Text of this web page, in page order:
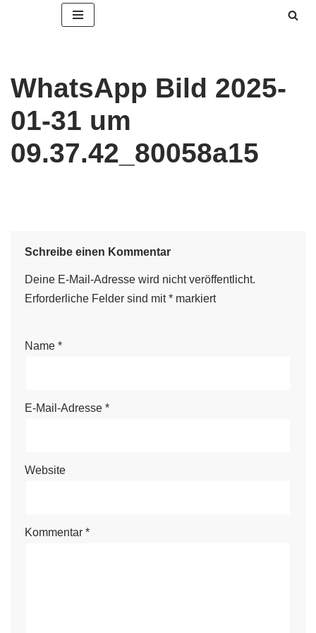
springen
WhatsApp Bild 2025-
01-31 um
09.37.42_80058a15
Schreibe einen Kommentar
Deine E-Mail-Adresse wird nicht veröffentlicht.
Erforderliche Felder sind mit* markiert
Name *
E-Mail-Adresse *
Website
Kommentar *